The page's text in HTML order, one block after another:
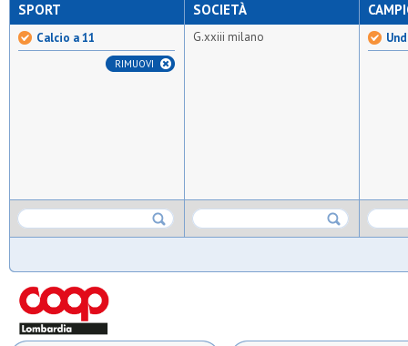
SPORT
Calcio a 11
RIMUOVI
SOCIETÀ
G.xxiii milano